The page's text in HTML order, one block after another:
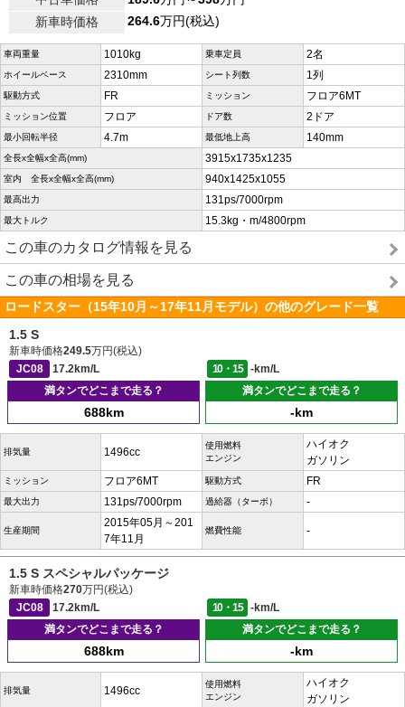
新車時価格
264.6万円(税込)
車両重量 1010kg 乗車定員 2名
ホイールベース 2310mm シート列数 1列
駆動方式 FR ミッション フロア6MT
ミッション位置 フロア ドア数 2ドア
最小回転半径 4.7m 最低地上高 140mm
全長x全幅x全高(mm) 3915x1735x1235
室内 全長x全幅x全高(mm) 940x1425x1055
最高出力 131ps/7000rpm
最大トルク 15.3kg・m/4800rpm
この車のカタログ情報を見る
この車の相場を見る
ロードスター（15年10月～17年11月モデル）の他のグレード一覧
1.5 S
新車時価格249.5万円(税込)
JC08
17.2km/L 10・15
-km/L
満タンでどこまで走る？
688km
満タンでどこまで走る？
-km
排気量 1496cc
使用燃料
エンジン
ハイオク
ガソリン
ミッション フロア6MT 駆動方式 FR
最大出力 131ps/7000rpm 過給器（ターボ） -
生産期間
2015年05月～201
7年11月
燃費性能 -
1.5 S スペシャルパッケージ
新車時価格270万円(税込)
JC08
17.2km/L 10・15
-km/L
満タンでどこまで走る？
688km
満タンでどこまで走る？
-km
排気量 1496cc
使用燃料
エンジン
ハイオク
ガソリン